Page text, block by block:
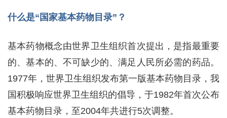
什么是“国家基本药物目录”？
基本药物概念由世界卫生组织首次提出，是指最重要
的、基本的、不可缺少的、满足人民所必需的药品。
1977年，世界卫生组织发布第一版基本药物目录，我
国积极响应世界卫生组织的倡导，于1982年首次公布
基本药物目录，至2004年共进行5次调整。